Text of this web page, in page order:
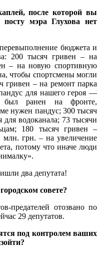
после которой вы
мэра Глухова нет
бюджета и
200 тысяч гривен – на
– на новую спортивную
чтобы спортсмены могли
гривен – на ремонт парка
для нашего героя —
ранен на фронте,
нужен пандус; 300 тысяч
для водоканала; 73 тысячи
180 тысяч гривен –
млн. грн. – на увеличение
потому что иначе люди
два депутата!
совете?
предателей отозвано по
29 депутатов.
под контролем ваших